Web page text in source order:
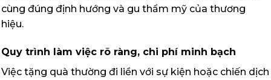
cùng đúng định hướng và gu thẩm mỹ của thương
hiệu.
Quy trình làm việc rõ ràng, chi phí minh bạch
Việc tặng quà thường đi liền với sự kiện hoặc chiến dịch